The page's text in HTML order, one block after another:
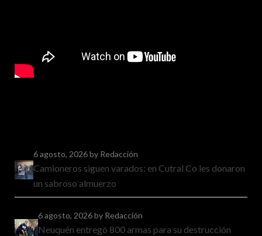
6 agosto, 2026by Redacción
Camioneros siguen varados: en Cutral Co les donaron
un sabroso almuerzo
6 agosto, 2026by Redacción
Neuquén entregó 800 armas para su destrucción